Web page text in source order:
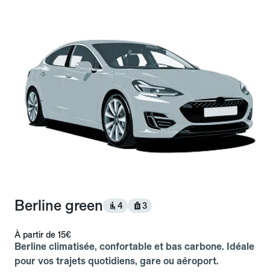
Berline green 4 3
À partir de 15€
Berline climatisée, confortable et bas carbone. Idéale
pour vos trajets quotidiens, gare ou aéroport.